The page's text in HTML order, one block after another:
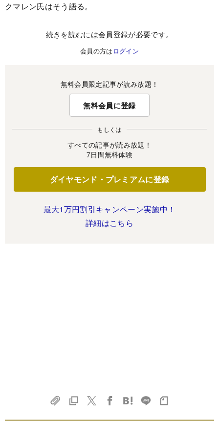
クマレン氏はそう語る。
続きを読むには会員登録が必要です。
会員の方は ログイン
無料会員限定記事が読み放題！
無料会員に登録
もしくは
すべての記事が読み放題！
7日間無料体験
ダイヤモンド・プレミアムに登録
最大1万円割引キャンペーン実施中！
詳細はこちら